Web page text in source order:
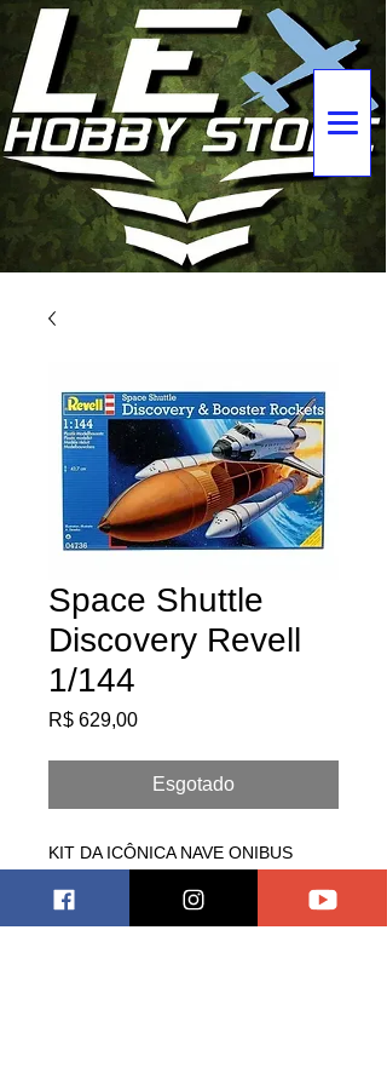
Space Shuttle
Discovery Revell
1/144
R$ 629,00Preço
Esgotado
KIT DA ICÔNICA NAVE ONIBUS
LANÇAMENTO